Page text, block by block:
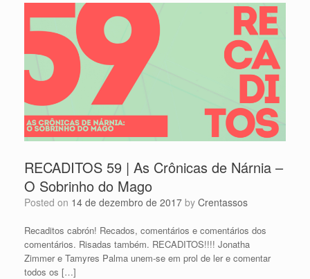
RECADITOS 59 | As Crônicas de Nárnia –
O Sobrinho do Mago
Posted on 14 de dezembro de 2017 by Crentassos
Recaditos cabrón! Recados, comentários e comentários dos
comentários. Risadas também. RECADITOS!!!! Jonatha
Zimmer e Tamyres Palma unem-se em prol de ler e comentar
todos os […]